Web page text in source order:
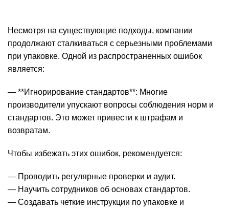
Несмотря на существующие подходы, компании
продолжают сталкиваться с серьезными проблемами
при упаковке. Одной из распространенных ошибок
является:
— **Игнорирование стандартов**: Многие
производители упускают вопросы соблюдения норм и
стандартов. Это может привести к штрафам и
возвратам.
Чтобы избежать этих ошибок, рекомендуется:
— Проводить регулярные проверки и аудит.
— Научить сотрудников об основах стандартов.
— Создавать четкие инструкции по упаковке и